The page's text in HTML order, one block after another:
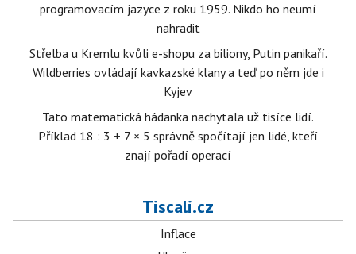
programovacím jazyce z roku 1959. Nikdo ho neumí
nahradit
Střelba u Kremlu kvůli e-shopu za biliony, Putin panikaří.
Wildberries ovládají kavkazské klany a teď po něm jde i
Kyjev
Tato matematická hádanka nachytala už tisíce lidí.
Příklad 18 : 3 + 7 × 5 správně spočítají jen lidé, kteří
znají pořadí operací
Tiscali.cz
Inflace